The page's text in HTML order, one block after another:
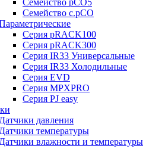
Семейство pCO5
Семейство c.pCO
Серия pRACK100
Серия pRACK300
Серия IR33 Универсальные
Серия IR33 Холодильные
Серия EVD
Серия MPXPRO
Серия PJ easy
Датчики давления
Датчики температуры
Датчики влажности и температуры